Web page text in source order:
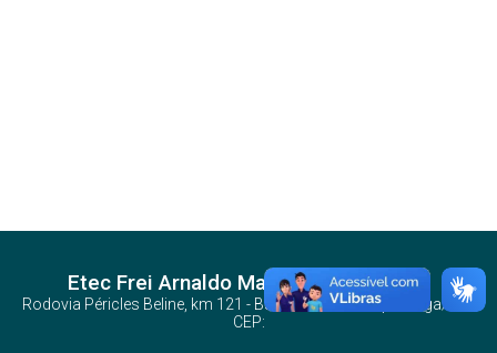
Etec Frei Arnaldo Maria de Itaporanga
Rodovia Péricles Beline, km 121 - Bairro Rural - Votuporanga/SP -
CEP: